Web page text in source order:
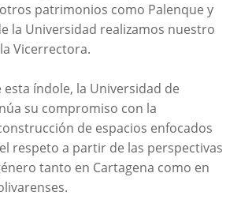
patrimonios como Palenque y
la Universidad realizamos nuestro
Vicerrectora.
esta índole, la Universidad de
su compromiso con la
de espacios enfocados
respeto a partir de las perspectivas
tanto en Cartagena como en